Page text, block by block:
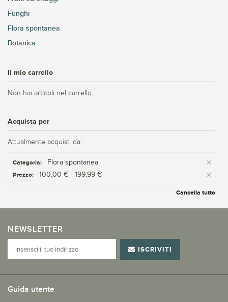
Funghi
Flora spontanea
Botanica
Il mio carrello
Non hai articoli nel carrello.
Acquista per
Attualmente acquisti da:
Categoria: Flora spontanea
Prezzo: 100,00 € - 199,99 €
Cancella tutto
NEWSLETTER
ISCRIVITI
Guida utente